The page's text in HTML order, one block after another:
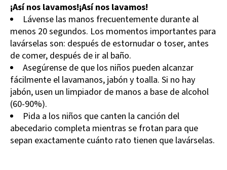
¡Así nos lavamos!¡Así nos lavamos!
Lávense las manos frecuentemente durante al
menos 20 segundos. Los momentos importantes para
lavárselas son: después de estornudar o toser, antes
de comer, después de ir al baño.
Asegúrense de que los niños pueden alcanzar
fácilmente el lavamanos, jabón y toalla. Si no hay
jabón, usen un limpiador de manos a base de alcohol
(60-90%).
Pida a los niños que canten la canción del
abecedario completa mientras se frotan para que
sepan exactamente cuánto rato tienen que lavárselas.